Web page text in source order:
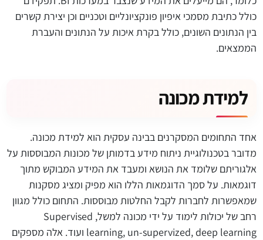
כולל כתיבת מסמכי איפיון פונקציונליים וטכניים וכן יצירת קשרים
בין הנתונים השונים, כולל בקרת איכות על הנתונים והעברת
הממצאים.
למידת מכונה
אחד התחומים המסקרנים בבינה עסקית הוא למידת מכונה.
מדובר בטכנולוגיית ניתוח מידע בדמותן של מכונות המבוססות על
אלגוריתם שלומד את הנושא ומעבד את המידע המבוקש מתוך
דוגמאות. על סמך הדוגמאות הללו הוא מפיק ומציג מסקנות
שמאפשרות לחברות לקבל החלטות מבוססות. התחום כולל מגוון
רחב של יכולות לימוד על ידי מכונה למשל, Supervised
learning, un-supervized, deep learning ועוד. אלה מספקים